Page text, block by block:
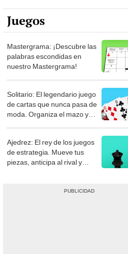
Juegos
Mastergrama: ¡Descubre las
palabras escondidas en
nuestro Mastergrama!
Solitario: El legendario juego
de cartas que nunca pasa de
moda. Organiza el mazo y
Ajedrez: El rey de los juegos
de estrategia. Mueve tus
piezas, anticipa al rival y